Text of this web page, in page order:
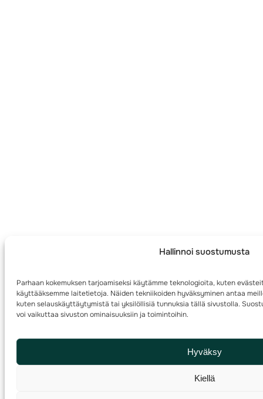
Hallinnoi suostumusta
Parhaan kokemuksen tarjoamiseksi käytämme teknologioita, kuten
käyttääksemme laitetietoja. Näiden tekniikoiden hyväksyminen antaa
kuten selauskäyttäytymistä tai yksilöllisiä tunnuksia tällä sivustolla.
voi vaikuttaa sivuston ominaisuuksiin ja toimintoihin.
Hyväksy
Kiellä